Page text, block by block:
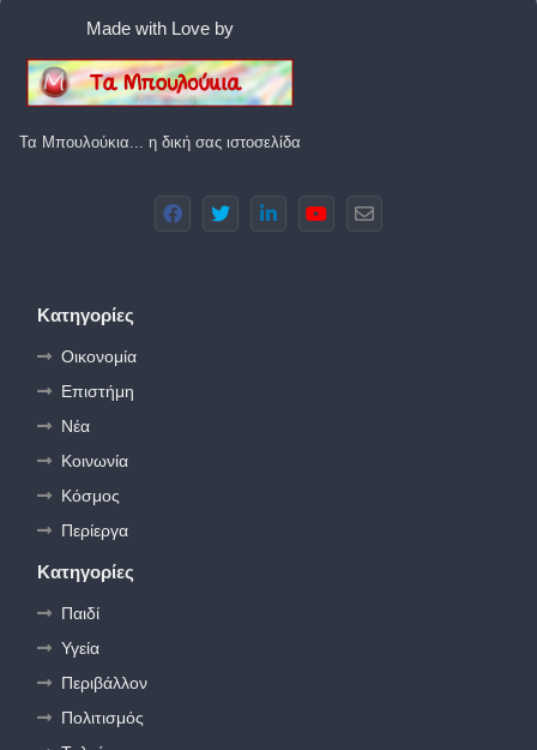
Made with Love by
Τα Μπουλούκια... η δική σας ιστοσελίδα
Κατηγορίες
Οικονομία
Επιστήμη
Νέα
Κοινωνία
Κόσμος
Περίεργα
Κατηγορίες
Παιδί
Υγεία
Περιβάλλον
Πολιτισμός